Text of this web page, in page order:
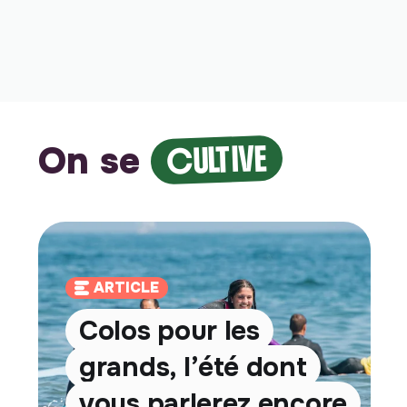
On se CULTIVE
ARTICLE
Colos pour les
grands, l’été dont